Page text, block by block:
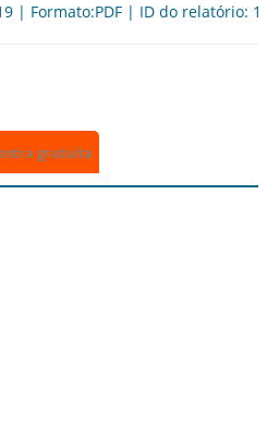
| Formato:PDF | ID do relatório:
gratuita